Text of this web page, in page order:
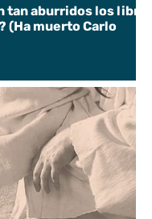
tan aburridos los libros
(Ha muerto Carlo